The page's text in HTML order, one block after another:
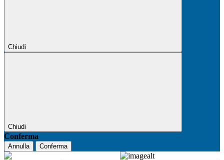
Chiudi
Chiudi
Conferma
Annulla Conferma